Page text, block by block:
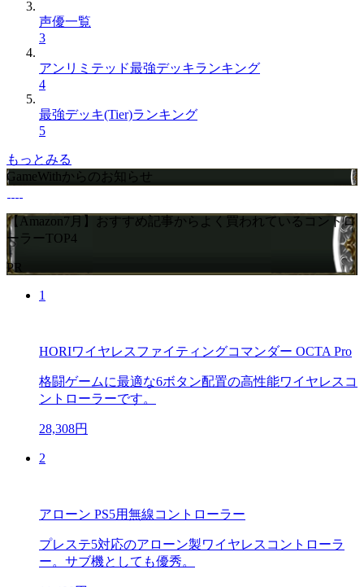
声優一覧
3
アンリミテッド最強デッキランキング
4
最強デッキ(Tier)ランキング
5
もっとみる
GameWithからのお知らせ
【Amazon7月】おすすめ記事からよく買われているコントロ
ーラーTOP4
PR
1
HORIワイヤレスファイティングコマンダー OCTA Pro
格闘ゲームに最適な6ボタン配置の高性能ワイヤレスコ
ントローラーです。
28,308円
2
アローン PS5用無線コントローラー
プレステ5対応のアローン製ワイヤレスコントローラ
ー。サブ機としても優秀。